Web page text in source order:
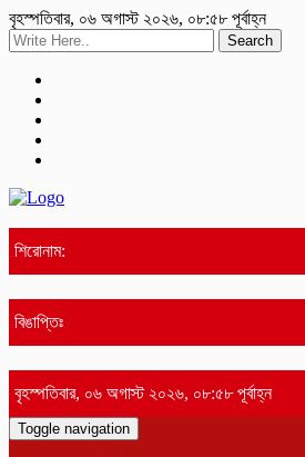
বৃহস্পতিবার, ০৬ অগাস্ট ২০২৬, ০৮:৫৮ পূর্বাহ্ন
Search
শিরোনাম:
বিঙাপ্তিঃ
বৃহস্পতিবার, ০৬ অগাস্ট ২০২৬, ০৮:৫৮ পূর্বাহ্ন
Toggle navigation